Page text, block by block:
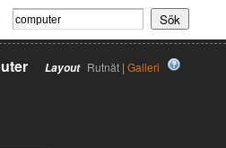
Layout Rutnät | Galleri